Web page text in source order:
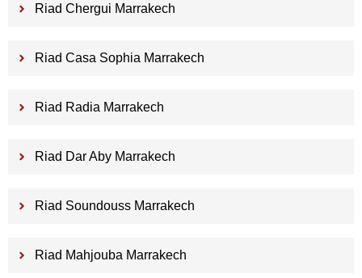
Riad Chergui Marrakech
Riad Casa Sophia Marrakech
Riad Radia Marrakech
Riad Dar Aby Marrakech
Riad Soundouss Marrakech
Riad Mahjouba Marrakech